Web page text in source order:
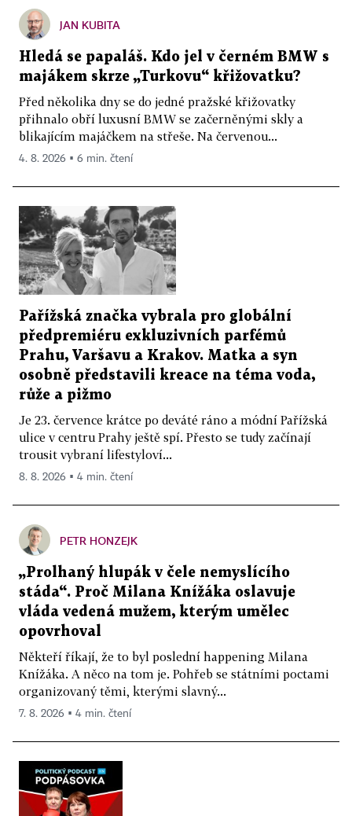
JAN KUBITA
Hledá se papaláš. Kdo jel v černém BMW s
majákem skrze „Turkovu“ křižovatku?
Před několika dny se do jedné pražské křižovatky
přihnalo obří luxusní BMW se začerněnými skly a
blikajícím majáčkem na střeše. Na červenou...
4. 8. 2026 ▪ 6 min. čtení
Pařížská značka vybrala pro globální
předpremiéru exkluzivních parfémů
Prahu, Varšavu a Krakov. Matka a syn
osobně představili kreace na téma voda,
růže a pižmo
Je 23. července krátce po deváté ráno a módní Pařížská
ulice v centru Prahy ještě spí. Přesto se tudy začínají
trousit vybraní lifestyloví...
8. 8. 2026 ▪ 4 min. čtení
PETR HONZEJK
„Prolhaný hlupák v čele nemyslícího
stáda“. Proč Milana Knížáka oslavuje
vláda vedená mužem, kterým umělec
opovrhoval
Někteří říkají, že to byl poslední happening Milana
Knížáka. A něco na tom je. Pohřeb se státními poctami
organizovaný těmi, kterými slavný...
7. 8. 2026 ▪ 4 min. čtení